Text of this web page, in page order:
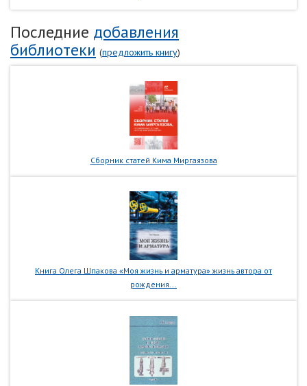
Последние добавления
библиотеки (предложить книгу)
Сборник статей Кима Миргаязова
Книга Олега Шпакова «Моя жизнь и арматура» жизнь автора от
рождения...